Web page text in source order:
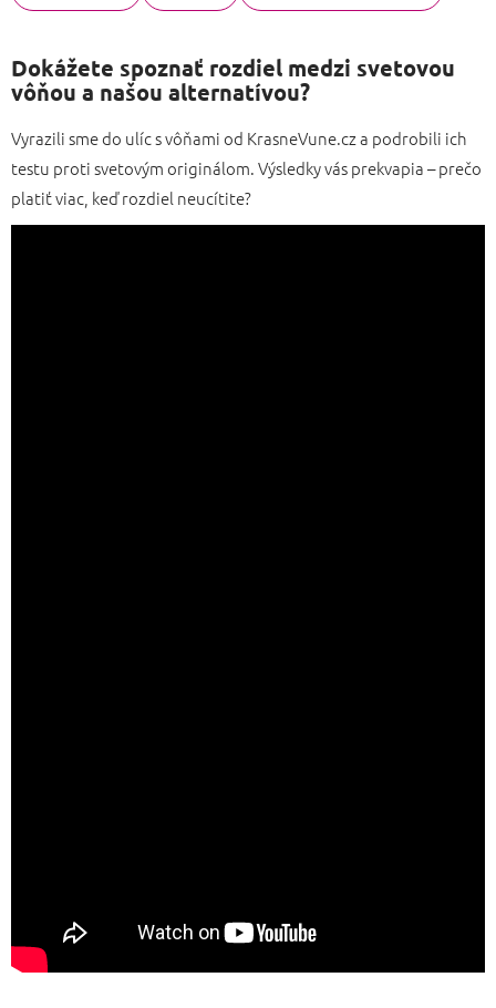
Dokážete spoznať rozdiel medzi svetovou
vôňou a našou alternatívou?
Vyrazili sme do ulíc s vôňami od KrasneVune.cz a podrobili ich
testu proti svetovým originálom. Výsledky vás prekvapia – prečo
platiť viac, keď rozdiel neucítite?